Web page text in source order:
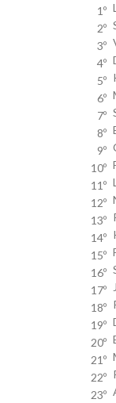
1º
2º
3º
4º
5º
6º
7º
8º
9º
10º
11º
12º
13º
14º
15º
16º
17º
18º
19º
20º
21º
22º
23º